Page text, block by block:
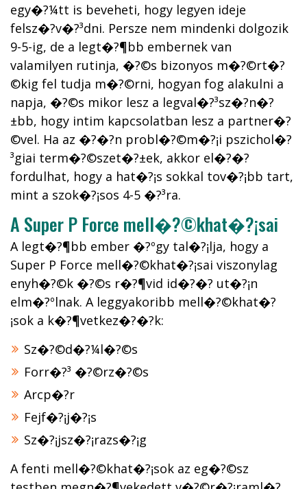
egy�?¼tt is beveheti, hogy legyen ideje
felsz�?­v�?³dni. Persze nem mindenki dolgozik
9-5-ig, de a legt�?¶bb embernek van
valamilyen rutinja, �?©s bizonyos m�?©rt�?
©kig fel tudja m�?©rni, hogyan fog alakulni a
napja, �?©s mikor lesz a legval�?³sz�?­n�?
±bb, hogy intim kapcsolatban lesz a partner�?
©vel. Ha az �?�?n probl�?©m�?¡i pszichol�?
³giai term�?©szet�?±ek, akkor el�?�?
fordulhat, hogy a hat�?¡s sokkal tov�?¡bb tart,
mint a szok�?¡sos 4-5 �?³ra.
A Super P Force mell�?©khat�?¡sai
A legt�?¶bb ember �?ºgy tal�?¡lja, hogy a
Super P Force mell�?©khat�?¡sai viszonylag
enyh�?©k �?©s r�?¶vid id�?�? ut�?¡n
elm�?ºlnak. A leggyakoribb mell�?©khat�?
¡sok a k�?¶vetkez�?�?k:
Sz�?©d�?¼l�?©s
Forr�?³ �?©rz�?©s
Arcp�?­r
Fejf�?¡j�?¡s
Sz�?¡jsz�?¡razs�?¡g
A fenti mell�?©khat�?¡sok az eg�?©sz